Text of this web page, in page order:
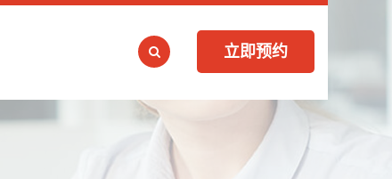
立即预约